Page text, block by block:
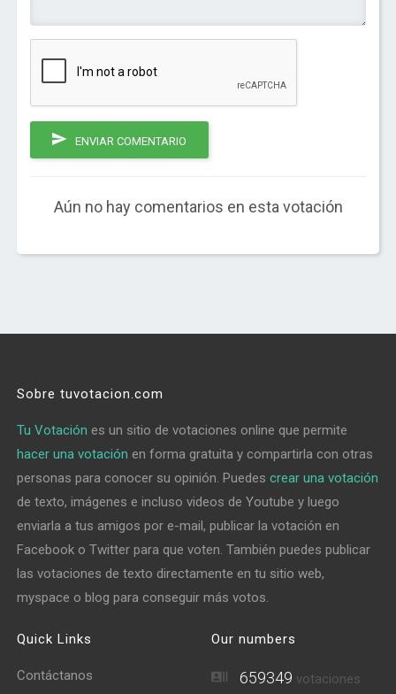
ENVIAR COMENTARIO
Aún no hay comentarios en esta votación
Sobre tuvotacion.com
Tu Votación es un sitio de votaciones online que permite
hacer una votación en forma gratuita y compartirla con otras
personas para conocer su opinión. Puedescrear una votación
de texto, imágenes e incluso videos de Youtube y luego
enviarla a tus amigos por e-mail, publicar la votación en
Facebook o Twitter para que voten. También puedes publicar
las votaciones de texto directamente en tu sitio web,
myspace o blog para conseguir más votos.
Quick Links
Contáctanos
Our numbers
659349 votaciones